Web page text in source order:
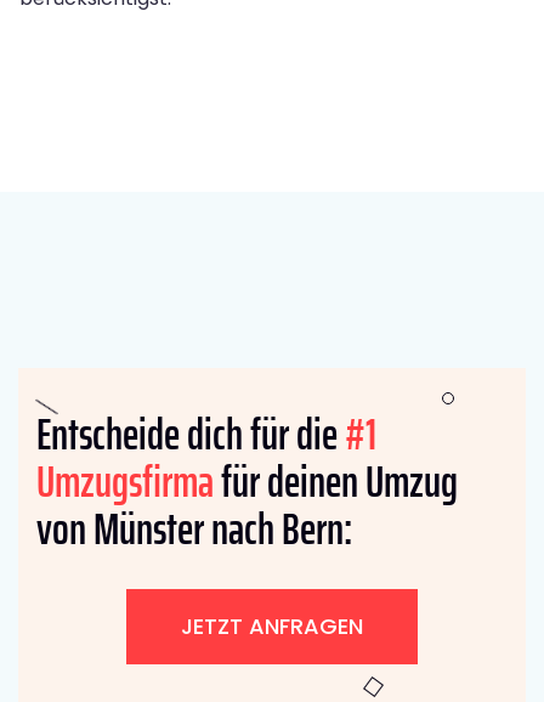
Entscheide dich für die#1
Umzugsfirmafür deinen Umzug
von Münster nach Bern:
JETZT ANFRAGEN